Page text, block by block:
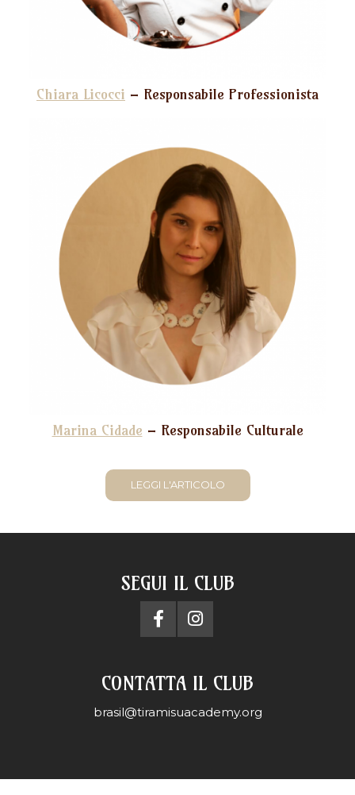
Chiara Licocci – Responsabile Professionista
Marina Cidade – Responsabile Culturale
LEGGI L'ARTICOLO
SEGUI IL CLUB
CONTATTA IL CLUB
brasil@tiramisuacademy.org